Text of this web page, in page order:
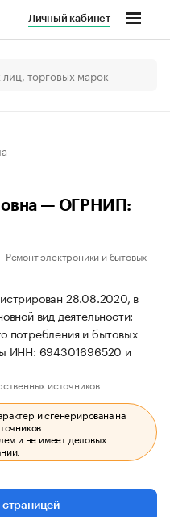
Личный кабинет
— ОГРНИП:
Ремонт электроники и бытовых
28.08.2020, в
вид деятельности:
потребления и бытовых
ИНН: 694301696520 и
источников.
и сгенерирована на
и не имеет деловых
страницей